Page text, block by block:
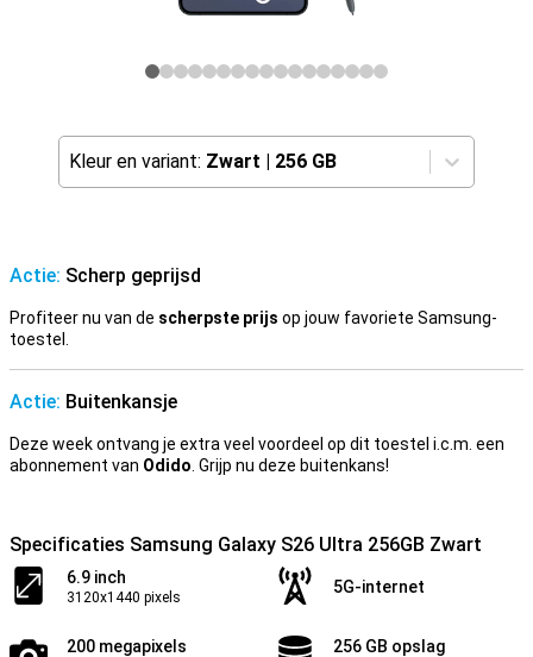
Kleur en variant: Zwart | 256 GB
Actie: Scherp geprijsd
Profiteer nu van de scherpste prijs op jouw favoriete Samsung-
toestel.
Actie: Buitenkansje
Deze week ontvang je extra veel voordeel op dit toestel i.c.m. een
abonnement van Odido . Grijp nu deze buitenkans!
Specificaties Samsung Galaxy S26 Ultra 256GB Zwart
6.9 inch
3120x1440 pixels
5G-internet
200 megapixels 256 GB opslag